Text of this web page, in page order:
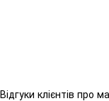
Відгуки клієнтів про